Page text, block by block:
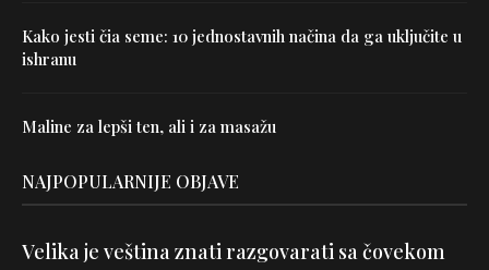
Kako jesti čia seme: 10 jednostavnih načina da ga uključite u
ishranu
Maline za lepši ten, ali i za masažu
NAJPOPULARNIJE OBJAVE
Velika je veština znati razgovarati sa čovekom